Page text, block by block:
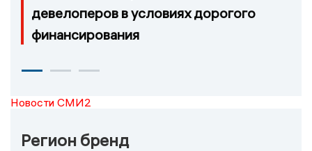
девелоперов в условиях дорогого
финансирования
Новости СМИ2
Регион бренд